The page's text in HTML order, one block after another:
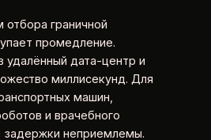
граничной
промедление.
удалённый дата-центр и
миллисекунд. Для
машин,
и врачебного
задержки неприемлемы.